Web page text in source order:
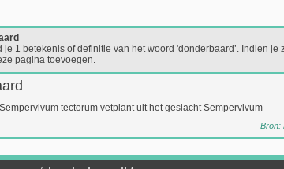
je 1 betekenis of definitie van het woord 'donderbaard’. Indien
pagina toevoegen.
tectorum vetplant uit het geslacht Sempervivum
Bron: